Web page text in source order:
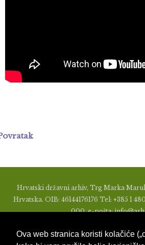
Ova web stranica koristi kolačiće
Hrvatski državni arhiv, Trg Marka
Hrvatska. OIB: 46144176176 Tel: +385 1
000, e-pošta:
Zabranjeno je u bilo kojem obliku
mijenjati ili na ikoji način koristiti